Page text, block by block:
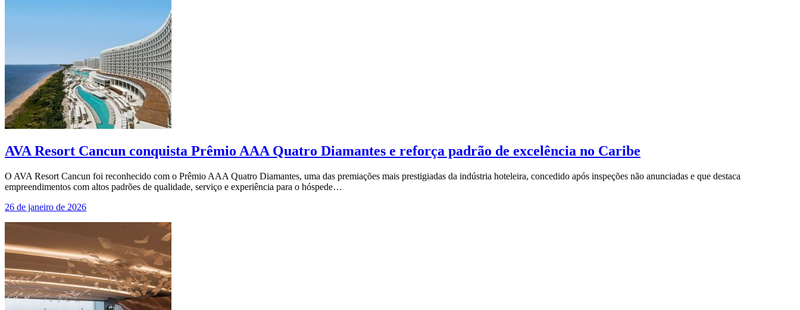
AVA Resort Cancun conquista Prêmio AAA Quatro Diamantes e reforça padrão de excelência no Caribe
O AVA Resort Cancun foi reconhecido com o Prêmio AAA Quatro Diamantes, uma das premiações mais prestigiadas da indústria hoteleira, concedido após inspeções não anunciadas e que destaca
empreendimentos com altos padrões de qualidade, serviço e experiência para o hóspede…
26 de janeiro de 2026